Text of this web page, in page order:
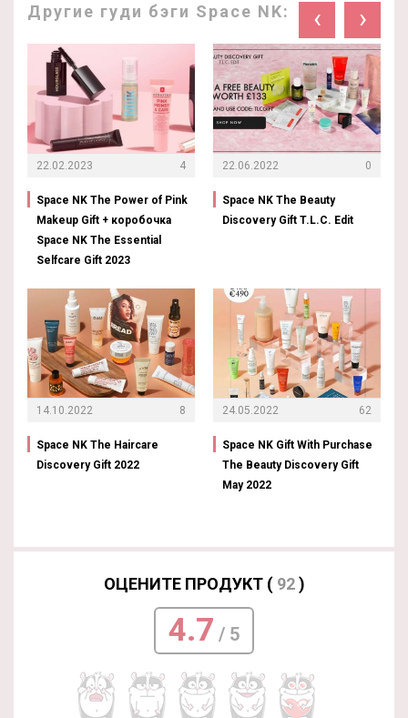
Другие гуди бэги Space NK: ‹ ›
22.02.2023 4
Space NK The Power of Pink
Makeup Gift + коробочка
Space NK The Essential
Selfcare Gift 2023
14.10.2022 8
Space NK The Haircare
Discovery Gift 2022
22.06.2022 0
Space NK The Beauty
Discovery Gift T.L.C. Edit
24.05.2022 62
Space NK Gift With Purchase
The Beauty Discovery Gift
May 2022
ОЦЕНИТЕ ПРОДУКТ ( 92)
4.7 / 5